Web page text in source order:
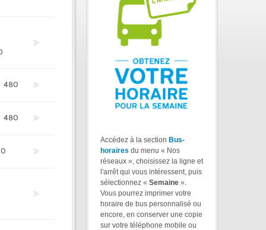
480
480
Accédez à la section Bus-
horaires du menu « Nos
réseaux », choisissez la ligne et
l'arrêt qui vous intéressent, puis
sélectionnez « Semaine ».
Vous pourrez imprimer votre
horaire de bus personnalisé ou
encore, en conserver une copie
sur votre téléphone mobile ou